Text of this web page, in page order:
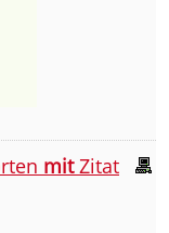
mitZitat